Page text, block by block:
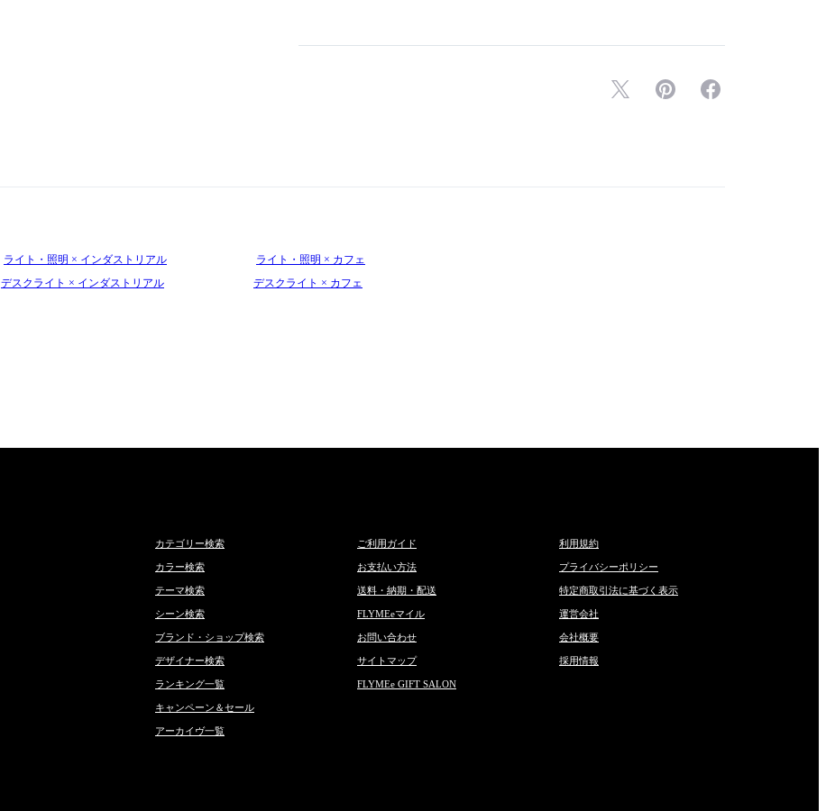
ライト・照明 × インダストリアル
ライト・照明 × カフェ
デスクライト × インダストリアル デスクライト × カフェ
カテゴリー検索
カラー検索
テーマ検索
シーン検索
ブランド・ショップ検索
デザイナー検索
ランキング一覧
キャンペーン＆セール
アーカイヴ一覧
ご利用ガイド
お支払い方法
送料・納期・配送
FLYMEeマイル
お問い合わせ
サイトマップ
FLYMEe GIFT SALON
利用規約
プライバシーポリシー
特定商取引法に基づく表示
運営会社
会社概要
採用情報